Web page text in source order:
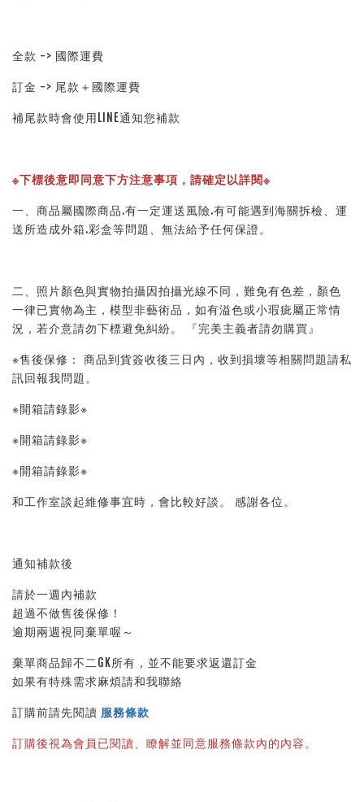
全款 -> 國際運費
訂金 -> 尾款＋國際運費
補尾款時會使用LINE通知您補款
※下標後意即同意下方注意事項，請確定以詳閱※
一、商品屬國際商品.有一定運送風險.有可能遇到海關拆檢、運
送所造成外箱.彩盒等問題、無法給予任何保證。
二、照片顏色與實物拍攝因拍攝光線不同，難免有色差，顏色
一律已實物為主，模型非藝術品，如有溢色或小瑕疵屬正常情
況，若介意請勿下標避免糾紛。 『完美主義者請勿購買』
※售後保修： 商品到貨簽收後三日內，收到損壞等相關問題請私
訊回報我問題。
※開箱請錄影※
※開箱請錄影※
※開箱請錄影※
和工作室談起維修事宜時，會比較好談。 感謝各位。
通知補款後
請於一週內補款
超過不做售後保修！
逾期兩週視同棄單喔～
棄單商品歸不二GK所有，並不能要求返還訂金
如果有特殊需求麻煩請和我聯絡
訂購前請先閱讀 服務條款
訂購後視為會員已閱讀、瞭解並同意服務條款內的內容。